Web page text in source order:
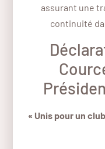
assurant une
continuité
« Unis pour un